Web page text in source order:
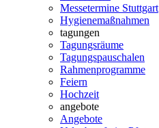
Messetermine Stuttgart
Hygienemaßnahmen
tagungen
Tagungsräume
Tagungspauschalen
Rahmenprogramme
Feiern
Hochzeit
angebote
Angebote